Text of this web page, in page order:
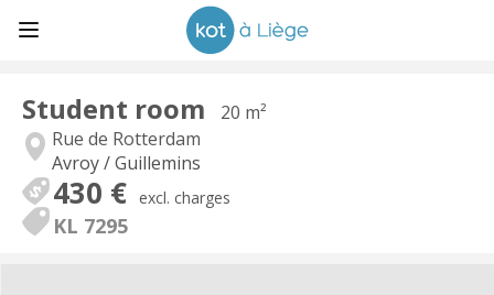
Student room
20 m²
Rue de Rotterdam
Avroy / Guillemins
430 € excl. charges
KL 7295